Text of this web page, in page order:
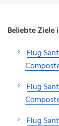
Beliebte Ziele
Flug
Flug
Flug